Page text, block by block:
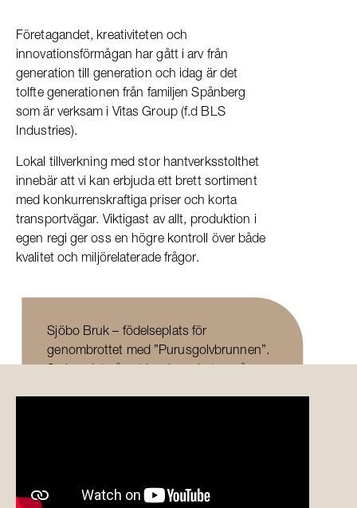
Företagandet, kreativiteten och
innovationsförmågan har gått i arv från
generation till generation och idag är det
tolfte generationen från familjen Spånberg
som är verksam i Vitas Group (f.d BLS
Industries).
Lokal tillverkning med stor hantverksstolthet
innebär att vi kan erbjuda ett brett sortiment
med konkurrenskraftiga priser och korta
transportvägar. Viktigast av allt, produktion i
egen regi ger oss en högre kontroll över både
kvalitet och miljörelaterade frågor.
Sjöbo Bruk – födelseplats för
genombrottet med ”Purusgolvbrunnen”.